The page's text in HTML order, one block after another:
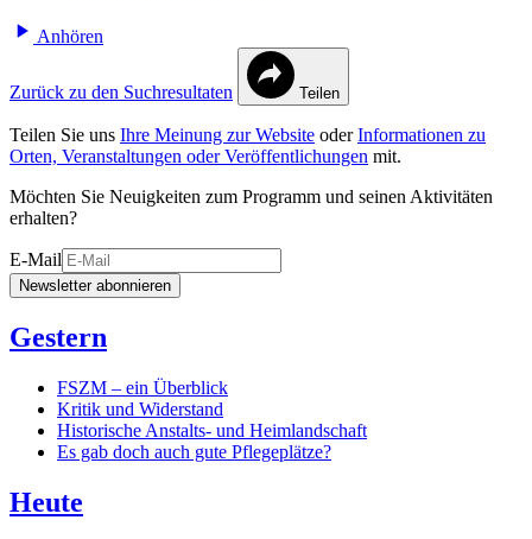
Anhören
Zurück zu den Suchresultaten Teilen
Teilen Sie uns Ihre Meinung zur Website oderInformationen zu
Orten, Veranstaltungen oder Veröffentlichungen mit.
Möchten Sie Neuigkeiten zum Programm und seinen Aktivitäten
erhalten?
E-Mail
Newsletter abonnieren
Gestern
FSZM – ein Überblick
Kritik und Widerstand
Historische Anstalts- und Heimlandschaft
Es gab doch auch gute Pflegeplätze?
Heute